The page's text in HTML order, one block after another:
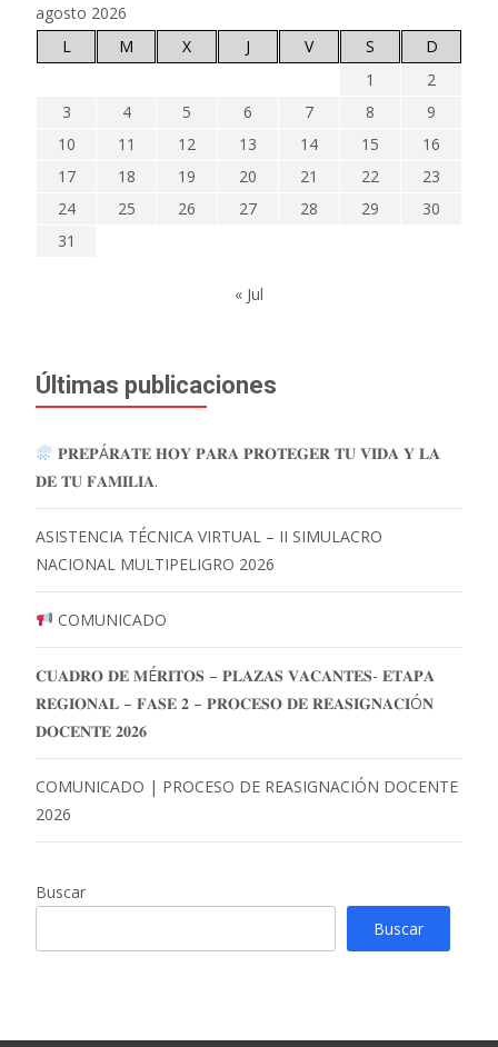
agosto 2026
L
M X J V S
D
1
2
3
4 5 6 7 8
9
10
11 12 13 14 15
16
17
18 19 20 21 22
23
24
25 26 27 28 29
30
31
« Jul
Últimas publicaciones
𝐏𝐑𝐄𝐏Á𝐑𝐀𝐓𝐄 𝐇𝐎𝐘 𝐏𝐀𝐑𝐀 𝐏𝐑𝐎𝐓𝐄𝐆𝐄𝐑 𝐓𝐔 𝐕𝐈𝐃𝐀 𝐘 𝐋𝐀
𝐃𝐄 𝐓𝐔 𝐅𝐀𝐌𝐈𝐋𝐈𝐀.
ASISTENCIA TÉCNICA VIRTUAL – II SIMULACRO
NACIONAL MULTIPELIGRO 2026
COMUNICADO
𝐂𝐔𝐀𝐃𝐑𝐎 𝐃𝐄 𝐌É𝐑𝐈𝐓𝐎𝐒 – 𝐏𝐋𝐀𝐙𝐀𝐒 𝐕𝐀𝐂𝐀𝐍𝐓𝐄𝐒- 𝐄𝐓𝐀𝐏𝐀
𝐑𝐄𝐆𝐈𝐎𝐍𝐀𝐋 – 𝐅𝐀𝐒𝐄 𝟐 – 𝐏𝐑𝐎𝐂𝐄𝐒𝐎 𝐃𝐄 𝐑𝐄𝐀𝐒𝐈𝐆𝐍𝐀𝐂𝐈Ó𝐍
𝐃𝐎𝐂𝐄𝐍𝐓𝐄 𝟐𝟎𝟐𝟔
COMUNICADO | PROCESO DE REASIGNACIÓN DOCENTE
2026
Buscar
Buscar